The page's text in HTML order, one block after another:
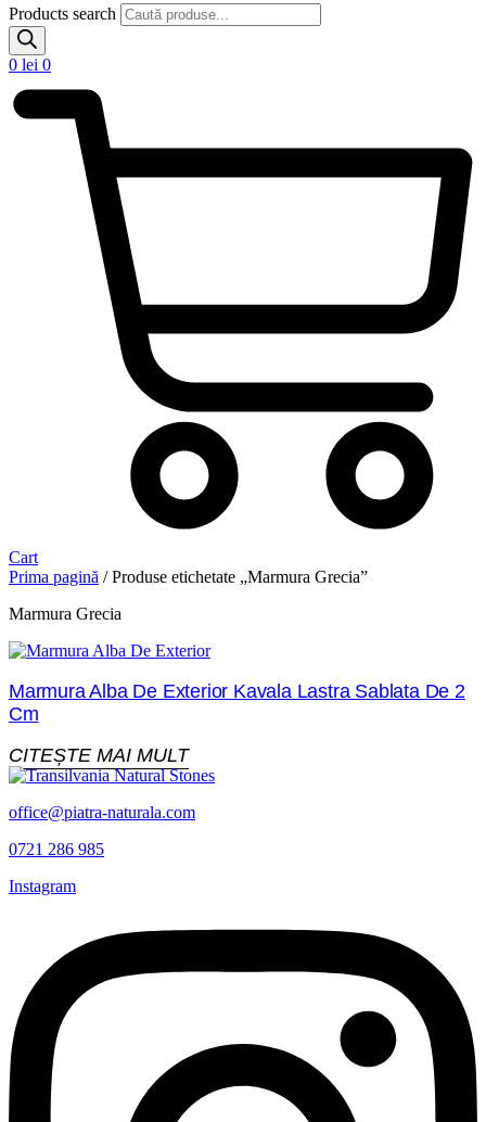
Products search
0 lei 0
Cart
Prima pagină / Produse etichetate „Marmura Grecia”
Marmura Grecia
Marmura Alba De Exterior Kavala Lastra Sablata De 2
Cm
CITEȘTE MAI MULT
office@piatra-naturala.com
0721 286 985
Instagram